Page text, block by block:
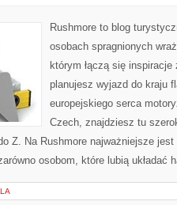
Rushmore to blog
osobach spragnionych
którym łączą się
planujesz wyjazd do kraju
europejskiego serca
Czech, znajdziesz tu
Z. Na Rushmore najważniejsze
osobom, które lubią układać